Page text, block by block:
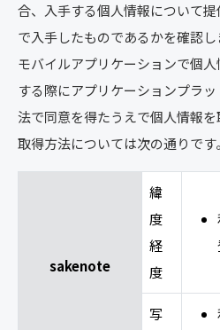
合、入手する個人情報について
で入手したものであるかを確認し
モバイルアプリケーションで個
する際にアプリケーションプラ
法で同意を得たうえで個人情報
取得方法については次の通りです。
sakenote
緯
度
経
度
写